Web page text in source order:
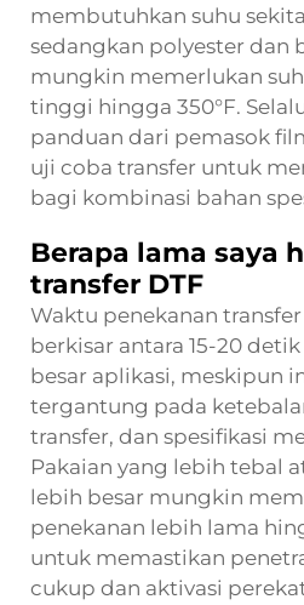
membutuhkan suhu
sedangkan polyester dan
mungkin memerlukan
tinggi hingga 350°F.
panduan dari pemasok
uji coba transfer untuk
bagi kombinasi bahan
Berapa lama saya
transfer DTF
Waktu penekanan
berkisar antara 15-20
besar aplikasi, meskipun
tergantung pada
transfer, dan spesifikasi
Pakaian yang lebih tebal
lebih besar mungkin
penekanan lebih lama
untuk memastikan
cukup dan aktivasi